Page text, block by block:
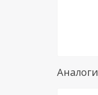
Аналоги